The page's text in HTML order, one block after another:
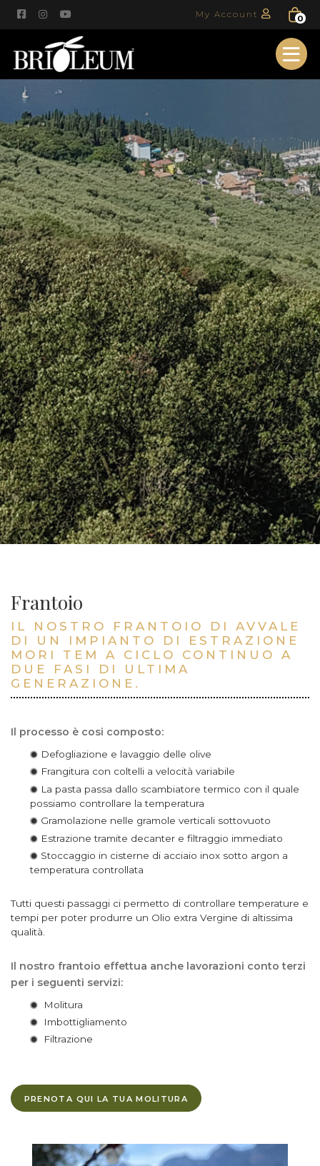
My Account 0
Frantoio
IL NOSTRO FRANTOIO DI AVVALE
DI UN IMPIANTO DI ESTRAZIONE
MORI TEM A CICLO CONTINUO A
DUE FASI DI ULTIMA
GENERAZIONE.
Il processo è cosi composto:
Defogliazione e lavaggio delle olive
Frangitura con coltelli a velocità variabile
La pasta passa dallo scambiatore termico con il quale
possiamo controllare la temperatura
Gramolazione nelle gramole verticali sottovuoto
Estrazione tramite decanter e filtraggio immediato
Stoccaggio in cisterne di acciaio inox sotto argon a
temperatura controllata
Tutti questi passaggi ci permetto di controllare temperature e
tempi per poter produrre un Olio extra Vergine di altissima
qualità.
Il nostro frantoio effettua anche lavorazioni conto terzi
per i seguenti servizi:
Molitura
Imbottigliamento
Filtrazione
PRENOTA QUI LA TUA MOLITURA